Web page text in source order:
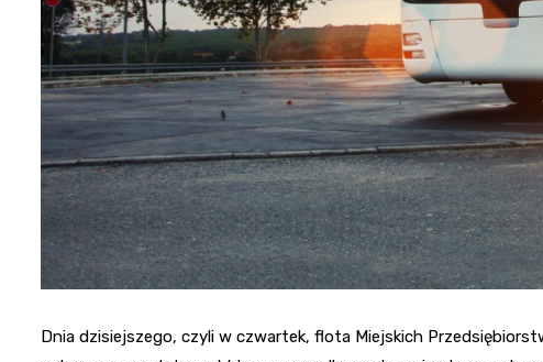
Dnia dzisiejszego, czyli w czwartek, flota Miejskich